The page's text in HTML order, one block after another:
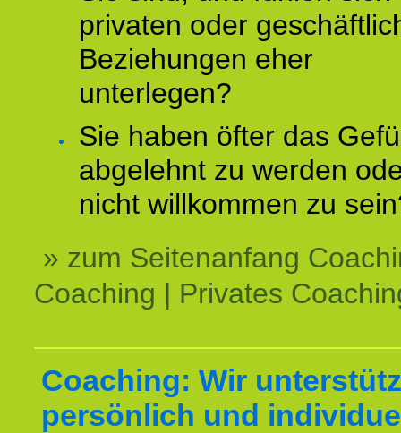
privaten oder
Beziehungen eher
unterlegen?
Sie haben öfter das
abgelehnt zu werden
nicht willkommen zu
» zum Seitenanfang
Coaching | Privates
Coaching: Wir
persönlich und